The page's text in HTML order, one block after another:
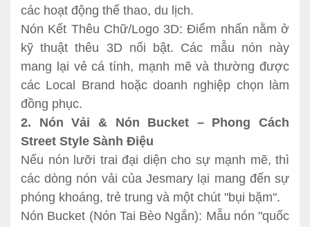
các hoạt động thể thao, du lịch.
Nón Kết Thêu Chữ/Logo 3D: Điểm nhấn nằm ở
kỹ thuật thêu 3D nổi bật. Các mẫu nón này
mang lại vẻ cá tính, mạnh mẽ và thường được
các Local Brand hoặc doanh nghiệp chọn làm
đồng phục.
2. Nón Vải & Nón Bucket – Phong Cách
Street Style Sành Điệu
Nếu nón lưỡi trai đại diện cho sự mạnh mẽ, thì
các dòng nón vải của Jesmary lại mang đến sự
phóng khoáng, trẻ trung và một chút "bụi bặm".
Nón Bucket (Nón Tai Bèo Ngắn): Mẫu nón "quốc